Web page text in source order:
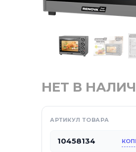
НЕТ В
АРТИКУЛ ТОВАРА
10458134